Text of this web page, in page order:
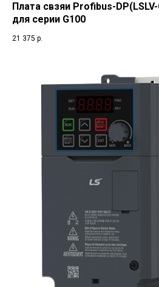
Плата свзяи Profibus-
для серии G100
21 375 р.